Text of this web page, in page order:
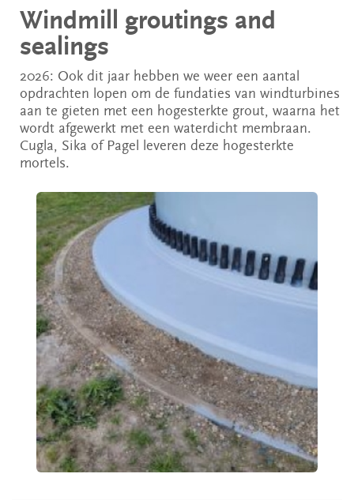
Windmill groutings and
sealings
2026: Ook dit jaar hebben we weer een aantal
opdrachten lopen om de fundaties van windturbines
aan te gieten met een hogesterkte grout, waarna het
wordt afgewerkt met een waterdicht membraan.
Cugla, Sika of Pagel leveren deze hogesterkte
mortels.